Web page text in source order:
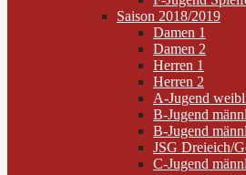
Saison 2018/2019
Damen 1
Damen 2
Herren 1
Herren 2
A-Jugend
B-Jugend
B-Jugend
JSG Dreieich/
C-Jugend